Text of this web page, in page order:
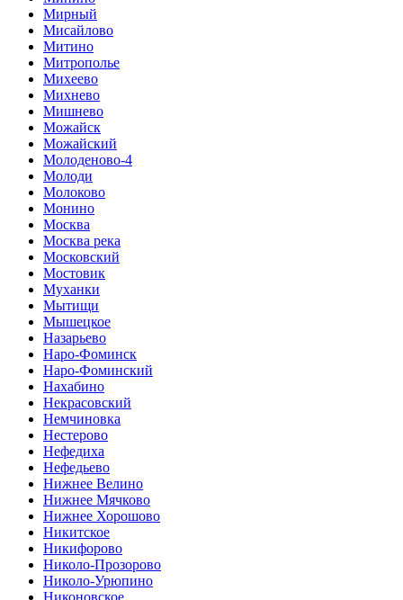
Мирный
Мисайлово
Митино
Митрополье
Михеево
Михнево
Мишнево
Можайск
Можайский
Молоденово-4
Молоди
Молоково
Монино
Москва
Москва река
Московский
Мостовик
Муханки
Мытищи
Мышецкое
Назарьево
Наро-Фоминск
Наро-Фоминский
Нахабино
Некрасовский
Немчиновка
Нестерово
Нефедиха
Нефедьево
Нижнее Велино
Нижнее Мячково
Нижнее Хорошово
Никитское
Никифорово
Николо-Прозорово
Николо-Урюпино